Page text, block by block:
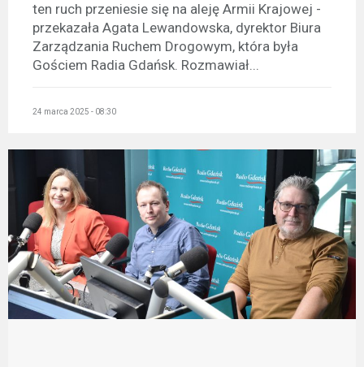
ten ruch przeniesie się na aleję Armii Krajowej -
przekazała Agata Lewandowska, dyrektor Biura
Zarządzania Ruchem Drogowym, która była
Gościem Radia Gdańsk. Rozmawiał...
24 marca 2025 - 08:30